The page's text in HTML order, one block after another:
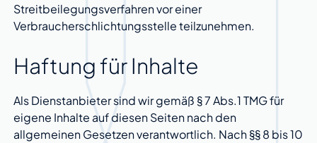
Streitbeilegungsverfahren vor einer
Verbraucherschlichtungsstelle teilzunehmen.
Haftung für Inhalte
Als Dienstanbieter sind wir gemäß § 7 Abs.1 TMG für
eigene Inhalte auf diesen Seiten nach den
allgemeinen Gesetzen verantwortlich. Nach §§ 8 bis 10